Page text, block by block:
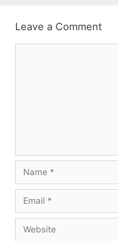
Leave a Comment